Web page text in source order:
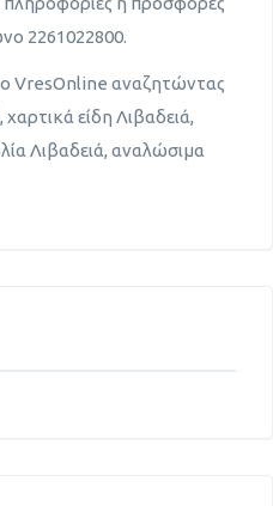
2261022800.
VresOnline αναζητώντας
χαρτικά είδη Λιβαδειά,
Λιβαδειά, αναλώσιμα